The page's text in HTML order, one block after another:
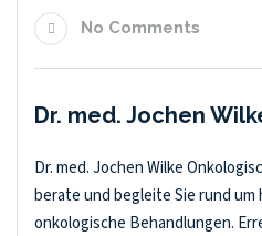
No Comments
Dr. med. Jochen
Dr. med. Jochen Wilke
berate und begleite Sie rund um
onkologische Behandlungen.